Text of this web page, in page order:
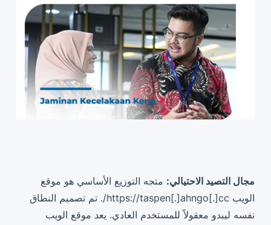
مجال التصيد الاحتيالي: متجه التوزيع الأساسي هو موقع
الويب https://taspen[.]ahngo[.]cc/. تم تصميم النطاق
نفسه ليبدو معقولاً للمستخدم العادي. يعد موقع الويب